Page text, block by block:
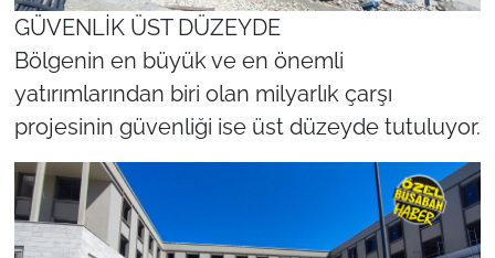
GÜVENLİK ÜST DÜZEYDE
Bölgenin en büyük ve en önemli
yatırımlarından biri olan milyarlık çarşı
projesinin güvenliği ise üst düzeyde tutuluyor.